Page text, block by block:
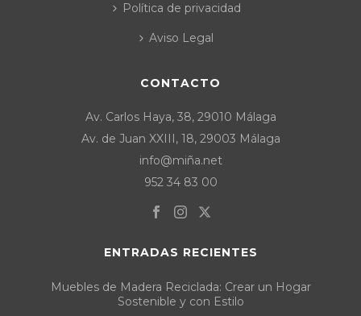
Política de privacidad
Aviso Legal
CONTACTO
Av. Carlos Haya, 38, 29010 Málaga
Av. de Juan XXIII, 18, 29003 Málaga
info@miña.net
952 34 83 00
ENTRADAS RECIENTES
Muebles de Madera Reciclada: Crear un Hogar
Sostenible y con Estilo